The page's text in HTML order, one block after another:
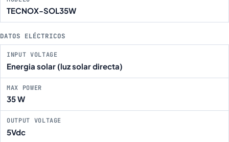
TECNOX-SOL35W
DATOS ELÉCTRICOS
INPUT VOLTAGE
Energia solar (luz solar directa)
MAX POWER
35 W
OUTPUT VOLTAGE
5Vdc